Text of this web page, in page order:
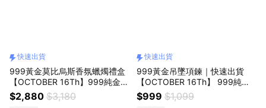
快速出貨
999黃金莫比烏斯香氛蠟燭禮盒
【OCTOBER 16Th】999純金莫
比烏斯吊墜母親節 生日禮物 情
人節禮物 女友禮物 客製化禮物
$2,880 $3,180
快速出貨
999黃金吊墜項鍊｜快速出貨
【OCTOBER 16Th】 999純金
吊墜 母親節 生日禮物 閨蜜禮物
情人節禮物 女友禮物 客製化禮
$999 $1,099